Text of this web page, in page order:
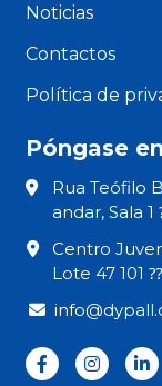
Noticias
Contactos
Política de
Póngase
Rua Teófilo
andar, Sala
Centro
Lote 47 101